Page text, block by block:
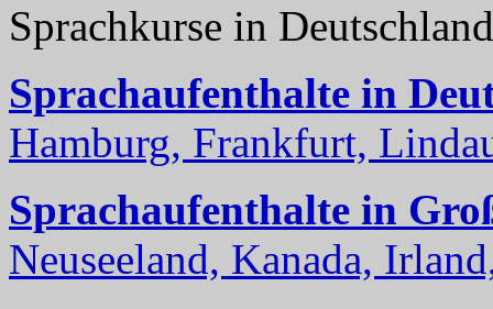
Sprachkurse in
Sprachaufenthalte in
Hamburg, Frankfurt,
Sprachaufenthalte in
Neuseeland, Kanada,